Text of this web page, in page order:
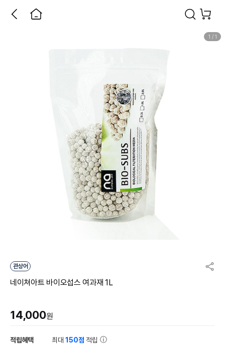
1 / 1
관상어
네이쳐아트 바이오섭스 여과재 1L
14,000원
적립혜택 최대150점 적립